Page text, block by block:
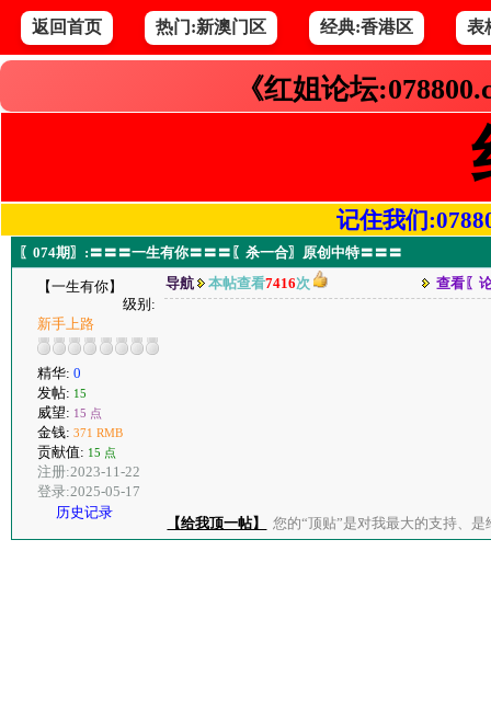
返回首页 热门:新澳门区 经典:香港区 表
《红姐论坛
记住我们
〖074期〗:〓〓〓一生有你〓〓〓〖杀一合〗原创中特〓〓〓
【一生有你】
级别:
新手上路
精华: 0
发帖: 15
威望: 15 点
金钱: 371 RMB
贡献值: 15 点
注册:2023-11-22
登录:2025-05-17
历史记录
导航 本帖查看7416次 查看〖
【给我顶一帖】 您的“顶贴”是对我最大的支持、